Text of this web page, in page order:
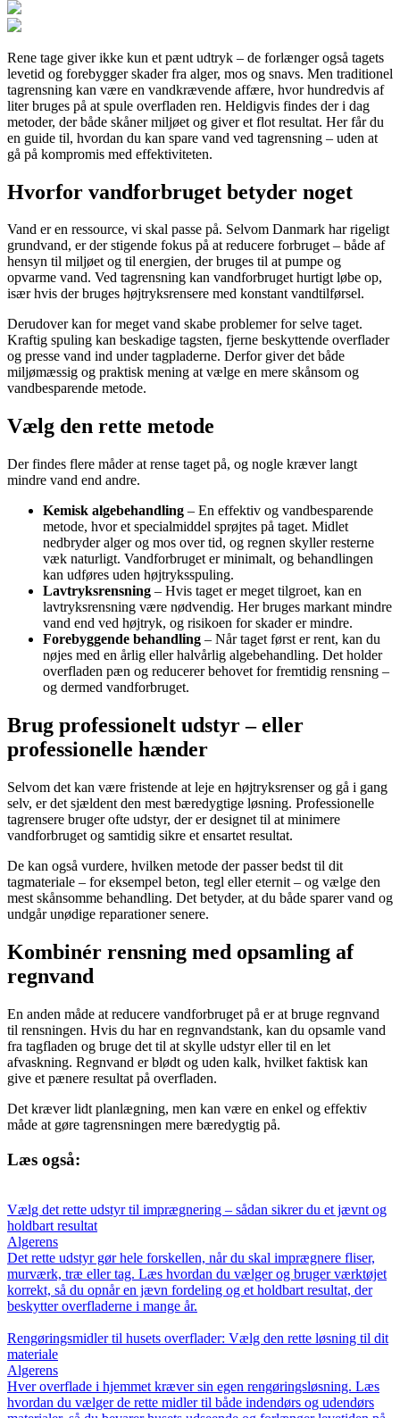
Rene tage giver ikke kun et pænt udtryk – de forlænger også tagets
levetid og forebygger skader fra alger, mos og snavs. Men traditionel
tagrensning kan være en vandkrævende affære, hvor hundredvis af
liter bruges på at spule overfladen ren. Heldigvis findes der i dag
metoder, der både skåner miljøet og giver et flot resultat. Her får du
en guide til, hvordan du kan spare vand ved tagrensning – uden at
gå på kompromis med effektiviteten.
Hvorfor vandforbruget betyder noget
Vand er en ressource, vi skal passe på. Selvom Danmark har rigeligt
grundvand, er der stigende fokus på at reducere forbruget – både af
hensyn til miljøet og til energien, der bruges til at pumpe og
opvarme vand. Ved tagrensning kan vandforbruget hurtigt løbe op,
især hvis der bruges højtryksrensere med konstant vandtilførsel.
Derudover kan for meget vand skabe problemer for selve taget.
Kraftig spuling kan beskadige tagsten, fjerne beskyttende overflader
og presse vand ind under tagpladerne. Derfor giver det både
miljømæssig og praktisk mening at vælge en mere skånsom og
vandbesparende metode.
Vælg den rette metode
Der findes flere måder at rense taget på, og nogle kræver langt
mindre vand end andre.
Kemisk algebehandling – En effektiv og vandbesparende
metode, hvor et specialmiddel sprøjtes på taget. Midlet
nedbryder alger og mos over tid, og regnen skyller resterne
væk naturligt. Vandforbruget er minimalt, og behandlingen
kan udføres uden højtryksspuling.
Lavtryksrensning – Hvis taget er meget tilgroet, kan en
lavtryksrensning være nødvendig. Her bruges markant mindre
vand end ved højtryk, og risikoen for skader er mindre.
Forebyggende behandling – Når taget først er rent, kan du
nøjes med en årlig eller halvårlig algebehandling. Det holder
overfladen pæn og reducerer behovet for fremtidig rensning –
og dermed vandforbruget.
Brug professionelt udstyr – eller
professionelle hænder
Selvom det kan være fristende at leje en højtryksrenser og gå i gang
selv, er det sjældent den mest bæredygtige løsning. Professionelle
tagrensere bruger ofte udstyr, der er designet til at minimere
vandforbruget og samtidig sikre et ensartet resultat.
De kan også vurdere, hvilken metode der passer bedst til dit
tagmateriale – for eksempel beton, tegl eller eternit – og vælge den
mest skånsomme behandling. Det betyder, at du både sparer vand og
undgår unødige reparationer senere.
Kombinér rensning med opsamling af
regnvand
En anden måde at reducere vandforbruget på er at bruge regnvand
til rensningen. Hvis du har en regnvandstank, kan du opsamle vand
fra tagfladen og bruge det til at skylle udstyr eller til en let
afvaskning. Regnvand er blødt og uden kalk, hvilket faktisk kan
give et pænere resultat på overfladen.
Det kræver lidt planlægning, men kan være en enkel og effektiv
måde at gøre tagrensningen mere bæredygtig på.
Læs også:
Vælg det rette udstyr til imprægnering – sådan sikrer du et jævnt og
holdbart resultat
Algerens
Det rette udstyr gør hele forskellen, når du skal imprægnere fliser,
murværk, træ eller tag. Læs hvordan du vælger og bruger værktøjet
korrekt, så du opnår en jævn fordeling og et holdbart resultat, der
beskytter overfladerne i mange år.
Rengøringsmidler til husets overflader: Vælg den rette løsning til dit
materiale
Algerens
Hver overflade i hjemmet kræver sin egen rengøringsløsning. Læs
hvordan du vælger de rette midler til både indendørs og udendørs